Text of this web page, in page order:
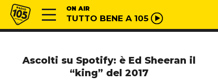
Vai al contenuto
Radio 105 ON AIR
TUTTO BENE A 105
Ascolti su Spotify: è Ed Sheeran il
“king” del 2017